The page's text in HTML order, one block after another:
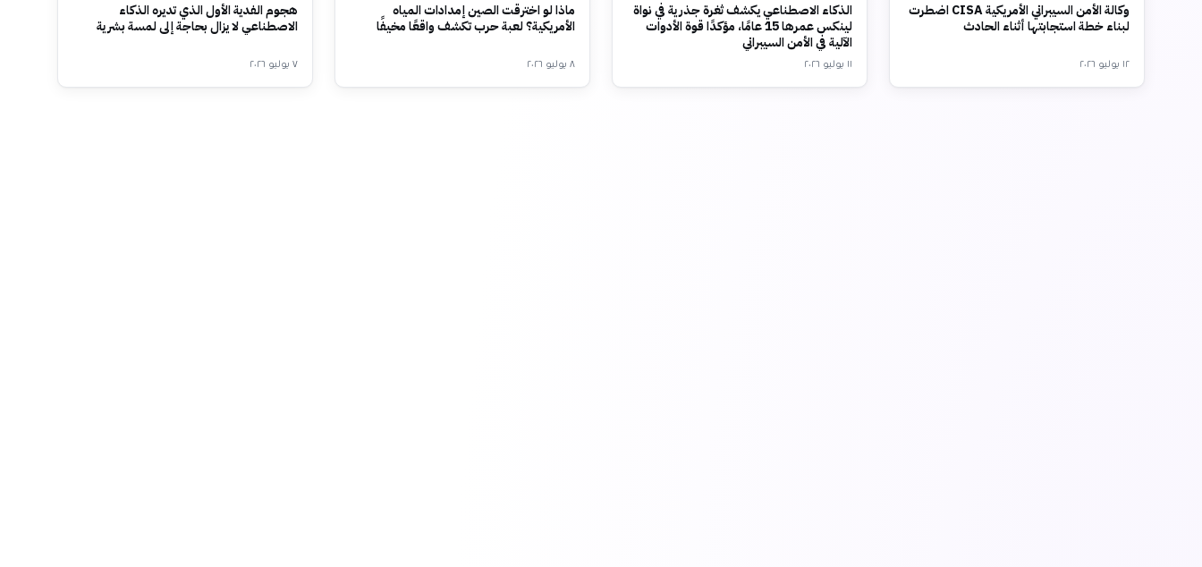
وكالة الأمن السيبراني الأمريكية CISA اضطرت
لبناء خطة استجابتها أثناء الحادث
١٢ يوليو ٢٠٢٦
الذكاء الاصطناعي يكشف ثغرة جذرية في نواة
لينكس عمرها 15 عامًا، مؤكدًا قوة الأدوات
الآلية في الأمن السيبراني
١١ يوليو ٢٠٢٦
ماذا لو اخترقت الصين إمدادات المياه
الأمريكية؟ لعبة حرب تكشف واقعًا مخيفًا
٨ يوليو ٢٠٢٦
هجوم الفدية الأول الذي تديره الذكاء
الاصطناعي لا يزال بحاجة إلى لمسة بشرية
٧ يوليو ٢٠٢٦